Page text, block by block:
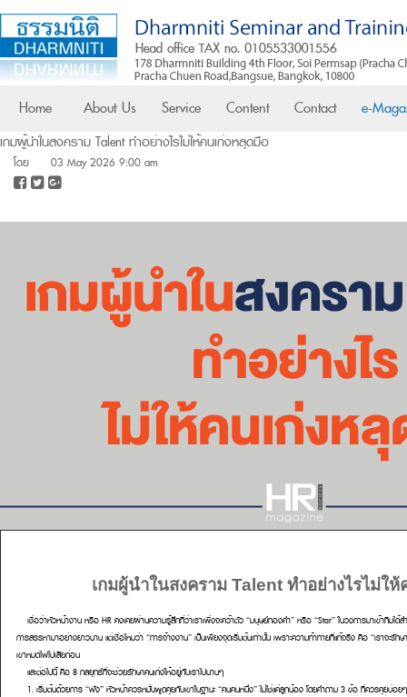
Home About Us Service Content Contact e-
เกมผู้นำในสงคราม Talent ทำอย่างไรไม่ให้คนเก่งหลุดมือ
โดย 03 May 2026 9:00 am
เกมผู้นำในสงคราม Talent ทำอย่างไรไม่ใ
เชื่อว่าหัวหน้างาน หรือ HR คงเคยผ่านความรู้สึกที่ว่าเราเพิ่งจะคว้าตัว “มนุษย์ทองคำ” หรือ “Star” ในวงการมาเข้าทีมได้ส
การสรรหามาอย่างยาวนาน แต่เชื่อไหมว่า “การจ้างงาน” เป็นเพียงจุดเริ่มต้นเท่านั้น เพราะความท้าทายที่แท้จริง คือ “เราจะรักษ
เขาหมดไฟไปเสียก่อน
และต่อไปนี้ คือ 8 กลยุทธ์ที่จะช่วยรักษาคนเก่งให้อยู่กับเราไปนานๆ
1. เริ่มต้นด้วยการ “ฟัง”หัวหน้าควรหมั่นพูดคุยกับเขาในฐานะ “คนคนหนึ่ง” ไม่ใช่แค่ลูกน้อง โดยคำถาม 3 ข้อ ที่ควรคุยบ่อย